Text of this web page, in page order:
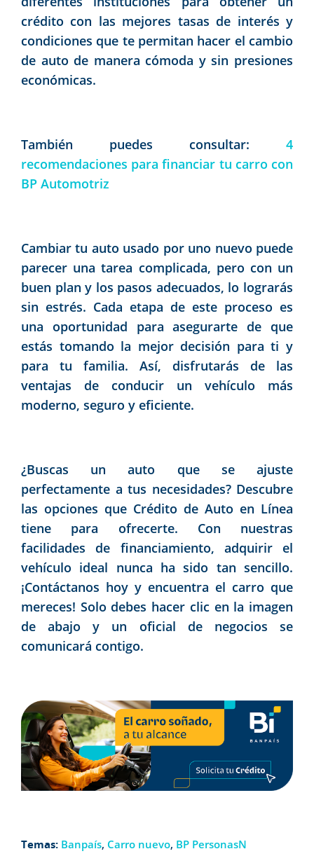
crédito con las mejores tasas de interés y
condiciones que te permitan hacer el cambio
de auto de manera cómoda y sin presiones
económicas.
También puedes consultar: 4
recomendaciones para financiar tu carro con
BP Automotriz
Cambiar tu auto usado por uno nuevo puede
parecer una tarea complicada, pero con un
buen plan y los pasos adecuados, lo lograrás
sin estrés. Cada etapa de este proceso es
una oportunidad para asegurarte de que
estás tomando la mejor decisión para ti y
para tu familia. Así, disfrutarás de las
ventajas de conducir un vehículo más
moderno, seguro y eficiente.
¿Buscas un auto que se ajuste
perfectamente a tus necesidades? Descubre
las opciones que Crédito de Auto en Línea
tiene para ofrecerte. Con nuestras
facilidades de financiamiento, adquirir el
vehículo ideal nunca ha sido tan sencillo.
¡Contáctanos hoy y encuentra el carro que
mereces! Solo debes hacer clic en la imagen
de abajo y un oficial de negocios se
comunicará contigo.
Temas: Banpaís, Carro nuevo, BP PersonasN